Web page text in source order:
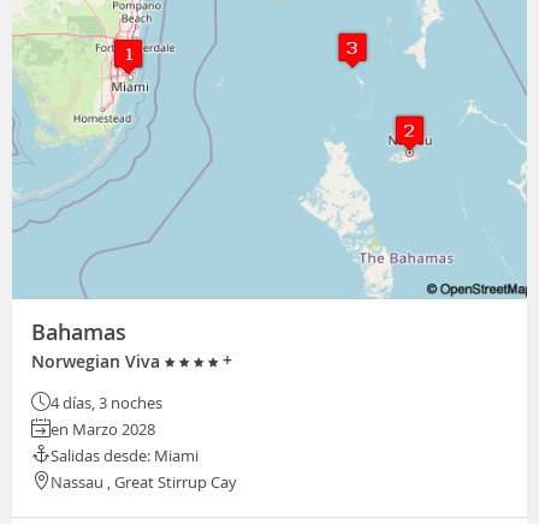
Bahamas
Norwegian Viva +
4 días, 3 noches
en Marzo 2028
Salidas desde: Miami
Nassau , Great Stirrup Cay